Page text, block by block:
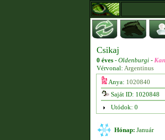
Csikaj
0 éves - Oldenburgi -
Vérvonal: Argentinus
Anya: 1020840
Saját ID: 1020848
Utódok: 0
Hónap: Január